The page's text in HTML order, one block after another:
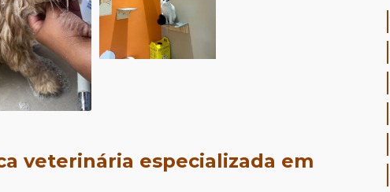
veterinária especializada em